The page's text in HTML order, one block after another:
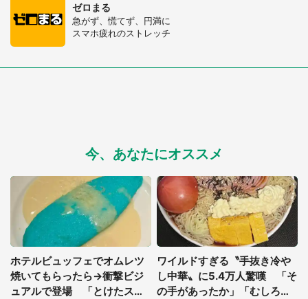
ゼロまる
急がず、慌てず、円満に
スマホ疲れのストレッチ
今、あなたにオススメ
ホテルビュッフェでオムレツ
焼いてもらったら→衝撃ビジ
ュアルで登場 「とけたスラ
ワイルドすぎる〝手抜き冷や
し中華〟に5.4万人驚嘆 「そ
の手があったか」「むしろコ